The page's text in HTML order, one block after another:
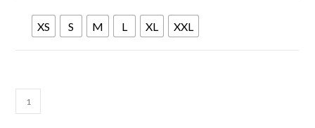
XS S M L XL XXL